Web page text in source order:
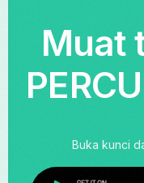
Muat
Buka kunci